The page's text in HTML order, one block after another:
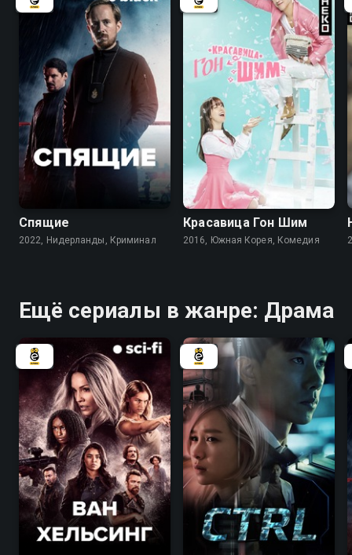
7.8
Спящие
2022, Нидерланды, Криминал
7.7 7.3
Красавица Гон Шим
2016, Южная Корея, Комедия
Ещё сериалы в жанре: Драма
6.7 6.2